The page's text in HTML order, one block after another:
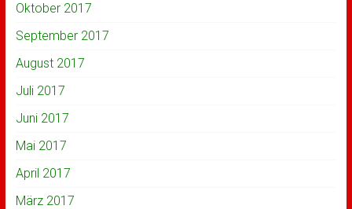
Oktober 2017
September 2017
August 2017
Juli 2017
Juni 2017
Mai 2017
April 2017
März 2017